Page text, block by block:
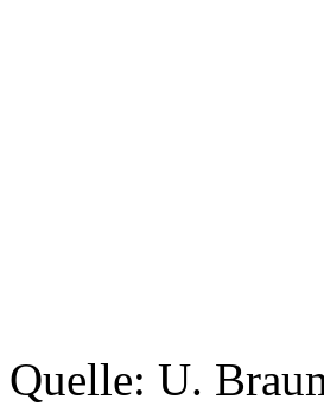
Quelle: U.